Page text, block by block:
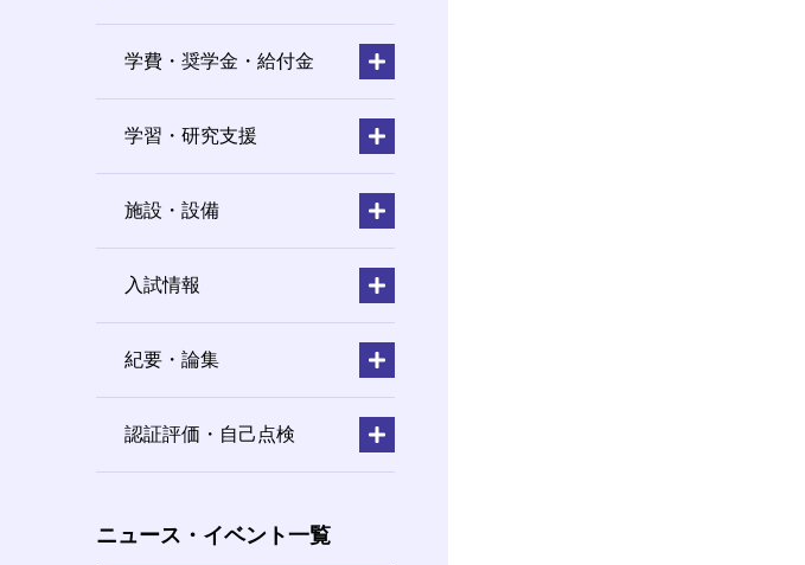
学費・奨学金・給付金
学習・研究支援
施設・設備
入試情報
紀要・論集
認証評価・自己点検
ニュース・イベント一覧